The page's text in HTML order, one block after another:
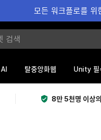
모든 워크플로를 위
AI 탈중앙화웹 Unity 필
8만 5천명 이상의